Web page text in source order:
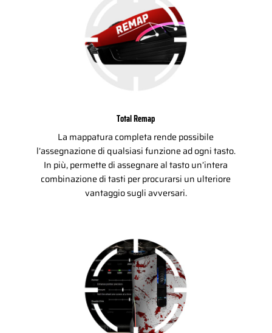
Total Remap
La mappatura completa rende possibile
l’assegnazione di qualsiasi funzione ad ogni tasto.
In più, permette di assegnare al tasto un’intera
combinazione di tasti per procurarsi un ulteriore
vantaggio sugli avversari.